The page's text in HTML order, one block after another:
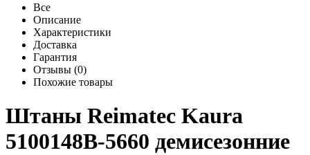
Все
Описание
Характеристики
Доставка
Гарантия
Отзывы (0)
Похожие товары
Штаны Reimatec Kaura
5100148B-5660 демисезонние